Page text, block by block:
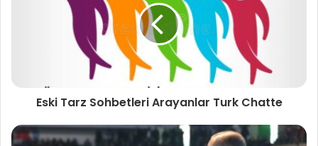
Eski Tarz Sohbetleri Arayanlar Turk Chatte